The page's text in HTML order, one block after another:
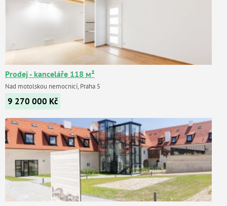
Prodej - kanceláře 118 м²
Nad motolskou nemocnicí, Praha 5
9 270 000 Kč